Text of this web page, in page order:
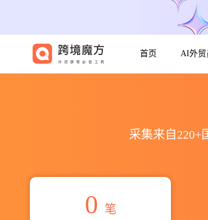
首页 AI外贸
采集来自220+
0 笔